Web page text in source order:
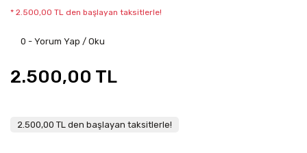
* 2.500,00 TL den başlayan taksitlerle!
0 - Yorum Yap / Oku
2.500,00 TL
2.500,00 TL den başlayan taksitlerle!